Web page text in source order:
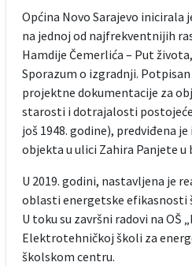
Općina Novo Sarajevo inicirala
na jednoj od najfrekventnijih
Hamdije Čemerlića – Put
Sporazum o izgradnji.
projektne dokumentacije za
starosti i dotrajalosti
još 1948. godine), predviđena
objekta u ulici Zahira Panjete
U 2019. godini, nastavljena je
oblasti energetske efikasnosti
U toku su završni radovi na OŠ
Elektrotehničkoj školi za
školskom centru.